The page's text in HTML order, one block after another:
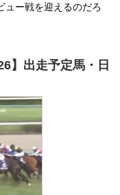
ュー戦を迎えるのだろ
】出走予定馬・日